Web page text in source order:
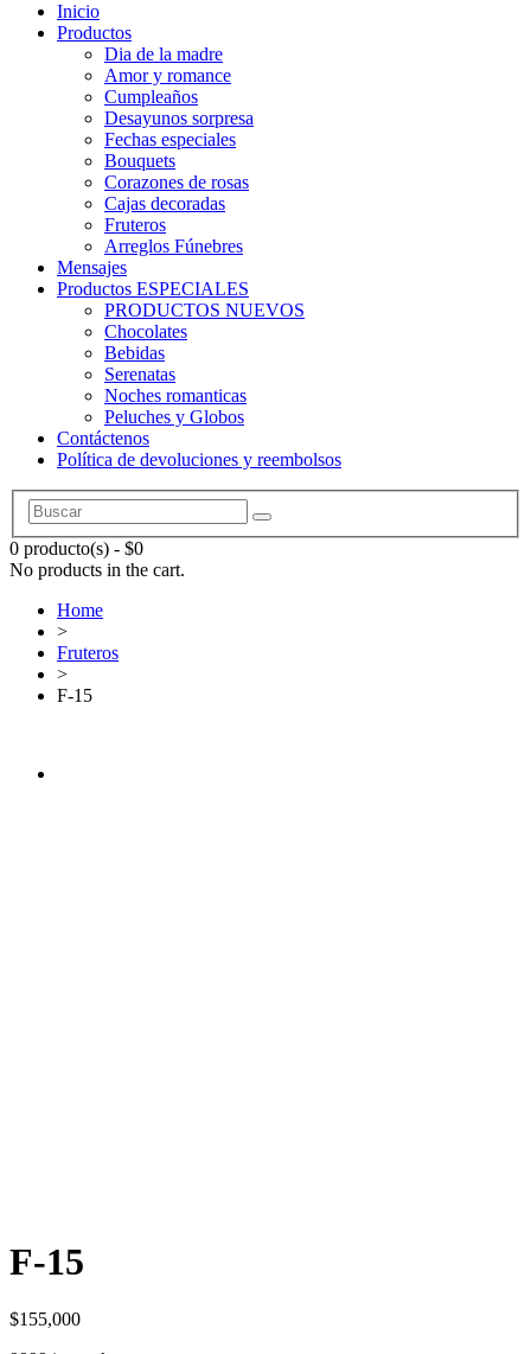
Inicio
Productos
Dia de la madre
Amor y romance
Cumpleaños
Desayunos sorpresa
Fechas especiales
Bouquets
Corazones de rosas
Cajas decoradas
Fruteros
Arreglos Fúnebres
Mensajes
Productos ESPECIALES
PRODUCTOS NUEVOS
Chocolates
Bebidas
Serenatas
Noches romanticas
Peluches y Globos
Contáctenos
Política de devoluciones y reembolsos
0 producto(s) - $0
No products in the cart.
Home
>
Fruteros
>
F-15
F-15
$155,000